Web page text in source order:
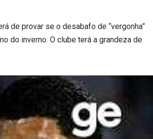
de provar se o desabafo de “vergonha”
do inverno. O clube terá a grandeza de